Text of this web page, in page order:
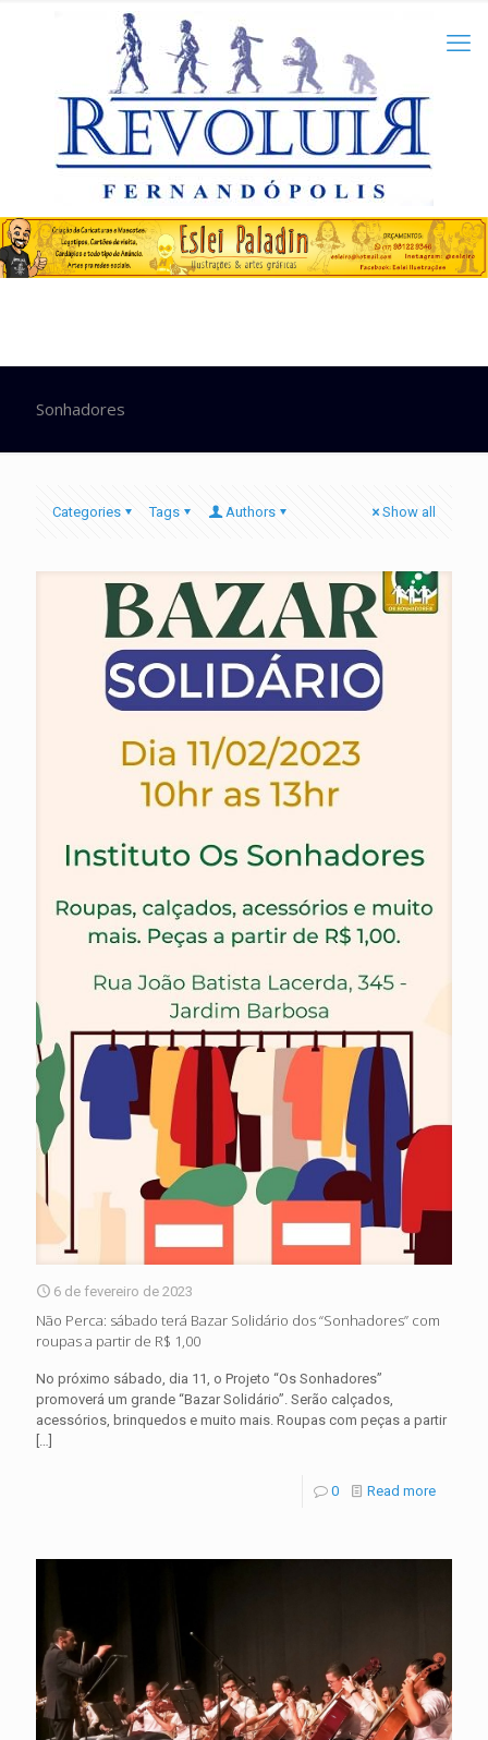
Sonhadores
Categories Tags Authors Show all
6 de fevereiro de 2023
Não Perca: sábado terá Bazar Solidário dos “Sonhadores” com
roupas a partir de R$ 1,00
No próximo sábado, dia 11, o Projeto “Os Sonhadores”
promoverá um grande “Bazar Solidário”. Serão calçados,
acessórios, brinquedos e muito mais. Roupas com peças a partir
[…]
0 Read more